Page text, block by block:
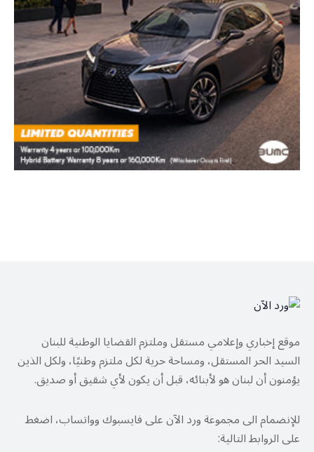
موقع إخباري وإعلامي مستقل وملتزم القضايا الوطنية للبنان
السيد الحر المستقل، ومساحة حرية لكل ملتزم وطنيًا، ولكل الذين
يؤمنون أن لبنان هو لأبنائه، قبل أن يكون لأي شقيق أو صديق.
للإنضمام الى مجموعة ورد الآن على فايسبوك وواتساب، اضغط
على الروابط التالية: